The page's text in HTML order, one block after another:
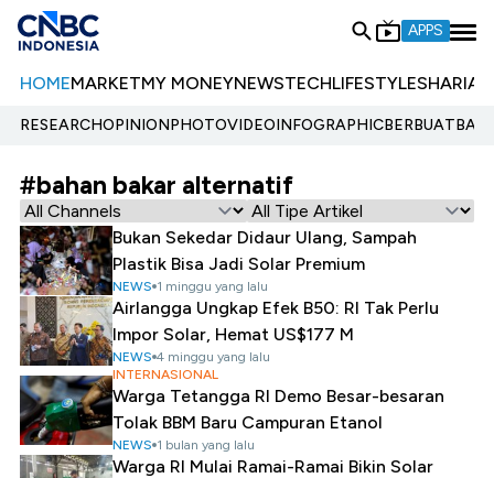
APPS
HOMEMARKETMY MONEYNEWSTECHLIFESTYLESHARIA
RESEARCHOPINIONPHOTOVIDEOINFOGRAPHIC
#bahan bakar alternatif
Bukan Sekedar Didaur Ulang, Sampah
Plastik Bisa Jadi Solar Premium
NEWS 1 minggu yang lalu
Airlangga Ungkap Efek B50: RI Tak Perlu
Impor Solar, Hemat US$177 M
NEWS 4 minggu yang lalu
INTERNASIONAL
Warga Tetangga RI Demo Besar-besaran
Tolak BBM Baru Campuran Etanol
NEWS 1 bulan yang lalu
Warga RI Mulai Ramai-Ramai Bikin Solar